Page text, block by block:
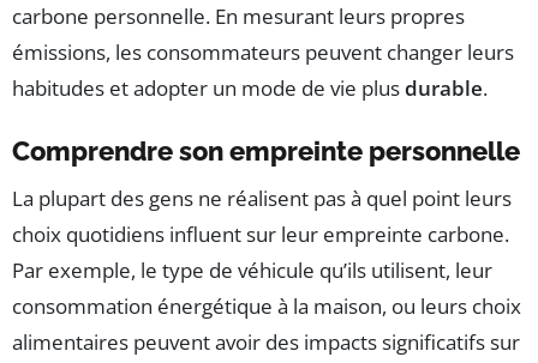
carbone personnelle. En mesurant leurs propres
émissions, les consommateurs peuvent changer leurs
habitudes et adopter un mode de vie plusdurable.
Comprendre son empreinte personnelle
La plupart des gens ne réalisent pas à quel point leurs
choix quotidiens influent sur leur empreinte carbone.
Par exemple, le type de véhicule qu’ils utilisent, leur
consommation énergétique à la maison, ou leurs choix
alimentaires peuvent avoir des impacts significatifs sur